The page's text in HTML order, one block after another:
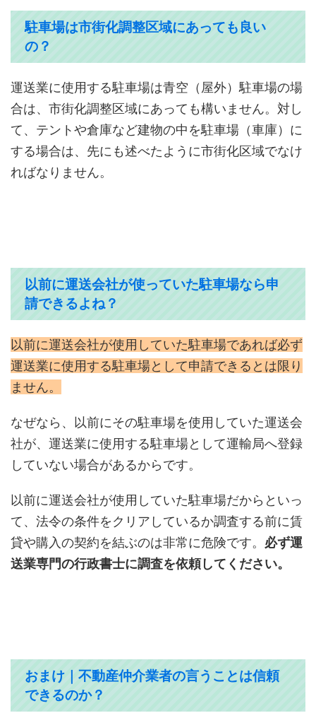
駐車場は市街化調整区域にあっても良い
の？
運送業に使用する駐車場は青空（屋外）駐車場の場
合は、市街化調整区域にあっても構いません。対し
て、テントや倉庫など建物の中を駐車場（車庫）に
する場合は、先にも述べたように市街化区域でなけ
ればなりません。
以前に運送会社が使っていた駐車場なら申
請できるよね？
以前に運送会社が使用していた駐車場であれば必ず
運送業に使用する駐車場として申請できるとは限り
ません。
なぜなら、以前にその駐車場を使用していた運送会
社が、運送業に使用する駐車場として運輸局へ登録
していない場合があるからです。
以前に運送会社が使用していた駐車場だからといっ
て、法令の条件をクリアしているか調査する前に賃
貸や購入の契約を結ぶのは非常に危険です。 必ず運
送業専門の行政書士に調査を依頼してください。
おまけ｜不動産仲介業者の言うことは信頼
できるのか？